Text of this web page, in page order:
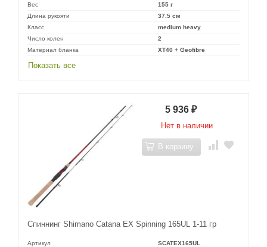
Вес
155 г
Длина рукояти
37.5 см
Класс
medium heavy
Число колен
2
Материал бланка
XT40 + Geofibre
Показать все
Спиннинг Shimano Catana EX Spinning 165UL 1-11 гр
Артикул
SCATEX165UL
5 936 ₽
Нет в наличии
В корзину